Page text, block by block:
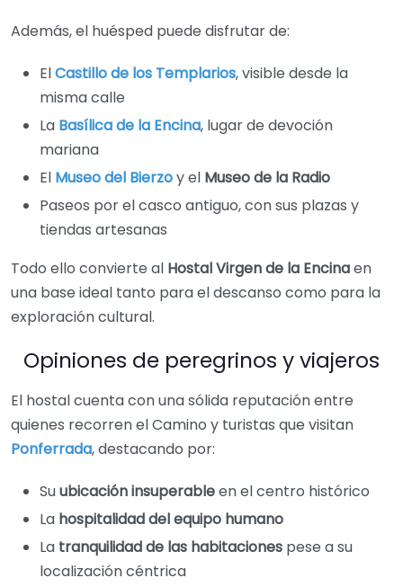
Además, el huésped puede disfrutar de:
ElCastillo de los Templarios, visible desde la
misma calle
La Basílica de la Encina, lugar de devoción
mariana
El Museo del Bierzoy el Museo de la Radio
Paseos por el casco antiguo, con sus plazas y
tiendas artesanas
Todo ello convierte al Hostal Virgen de la Encinaen
una base ideal tanto para el descanso como para la
exploración cultural.
Opiniones de peregrinos y viajeros
El hostal cuenta con una sólida reputación entre
quienes recorren el Camino y turistas que visitan
Ponferrada, destacando por:
Suubicación insuperableen el centro histórico
La hospitalidad del equipo humano
La tranquilidad de las habitaciones pese a su
localización céntrica